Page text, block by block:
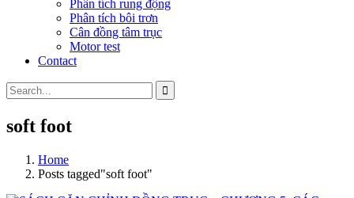
Phân tích rung động
Phân tích bôi trơn
Cân đồng tâm trục
Motor test
Contact
soft foot
Home
Posts tagged"soft foot"